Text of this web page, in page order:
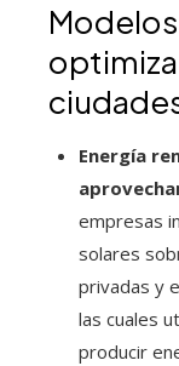
Energía
empresas
solares
privadas y
las cuales
producir